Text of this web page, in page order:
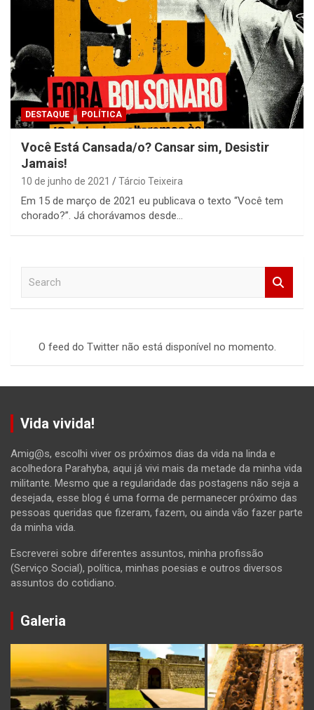
DESTAQUE POLÍTICA
Você Está Cansada/o? Cansar sim, Desistir
Jamais!
10 de junho de 2021 Tárcio Teixeira
Em 15 de março de 2021 eu publicava o texto “Você tem
chorado?”. Já chorávamos desde…
O feed do Twitter não está disponível no momento.
Vida vivida!
Amig@s, escolhi viver os próximos dias da vida na linda e
acolhedora Parahyba, aqui já vivi mais da metade da minha vida
militante. Mesmo que a regularidade das postagens não seja a
desejada, esse blog é uma forma de permanecer próximo das
pessoas queridas que fizeram, fazem, ou ainda vão fazer parte
da minha vida.
Escreverei sobre diferentes assuntos, minha profissão
(Serviço Social), política, minhas poesias e outros diversos
assuntos do cotidiano.
Galeria